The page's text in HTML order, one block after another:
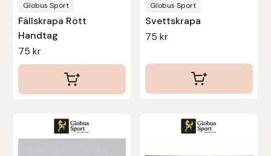
Globus Sport
Fällskrapa Rött
Handtag
75kr
Globus Sport
Svettskrapa
75 kr
produktsidan